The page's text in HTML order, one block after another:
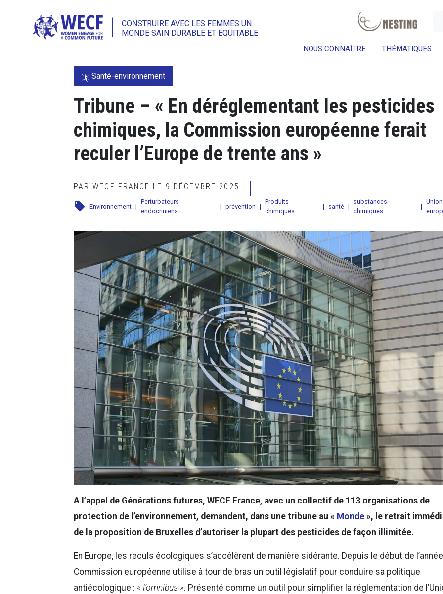
CONSTRUIRE AVEC LES FEMMES UN
MONDE SAIN DURABLE ET ÉQUITABLE
NOUS CONNAÎTRE THÉMATIQUES
Santé-environnement
Tribune – « En déréglementant les pesticides
chimiques, la Commission européenne ferait
reculer l’Europe de trente ans »
PAR WECF FRANCE LE 9 DÉCEMBRE 2025
local_offer Environnement |
Perturbateurs
endocriniens
| prévention |
Produits
chimiques
| santé |
substances
chimiques
|
Union
A l’appel de Générations futures, WECF France, avec un collectif de 113 organisations de
protection de l’environnement, demandent, dans une tribune au « Monde », le retrait
de la proposition de Bruxelles d’autoriser la plupart des pesticides de façon illimitée.
En Europe, les reculs écologiques s’accélèrent de manière sidérante. Depuis le début de
Commission européenne utilise à tour de bras un outil législatif pour conduire sa politique
antiécologique : « l’omnibus ». Présenté comme un outil pour simplifier la réglementation de